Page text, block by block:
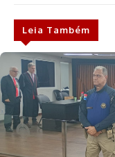
Leia Também